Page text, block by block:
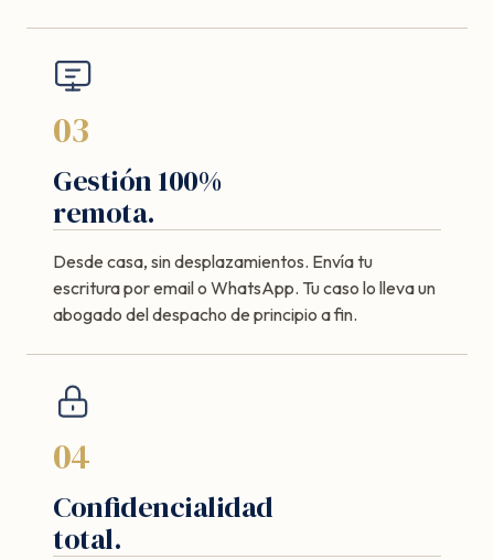
03
Gestión 100%
remota.
Desde casa, sin desplazamientos. Envía tu
escritura por email o WhatsApp. Tu caso lo lleva un
abogado del despacho de principio a fin.
04
Confidencialidad
total.